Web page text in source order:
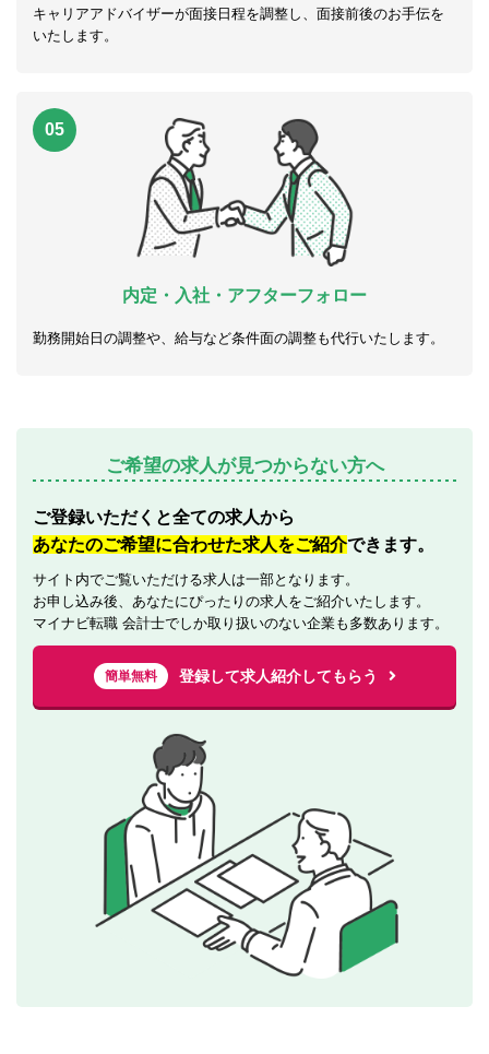
キャリアアドバイザーが面接日程を調整し、面接前後のお手伝を
いたします。
05
内定・入社・アフターフォロー
勤務開始日の調整や、給与など条件面の調整も代行いたします。
ご希望の求人が見つからない方へ
ご登録いただくと全ての求人から
あなたのご希望に合わせた求人をご紹介できます。
サイト内でご覧いただける求人は一部となります。
お申し込み後、あなたにぴったりの求人をご紹介いたします。
マイナビ転職 会計士でしか取り扱いのない企業も多数あります。
簡単無料 登録して求人紹介してもらう